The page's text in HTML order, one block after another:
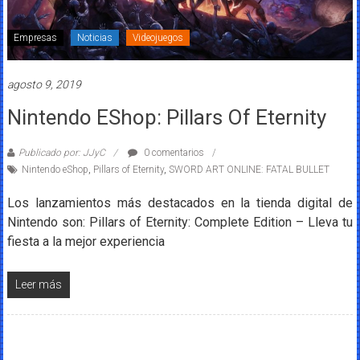
Empresas Noticias Videojuegos
agosto 9, 2019
Nintendo EShop: Pillars Of Eternity
Publicado por: JJyC
0 comentarios
Nintendo eShop, Pillars of Eternity, SWORD ART ONLINE: FATAL BULLET
Los lanzamientos más destacados en la tienda digital de
Nintendo son: Pillars of Eternity: Complete Edition – Lleva tu
fiesta a la mejor experiencia
Leer más